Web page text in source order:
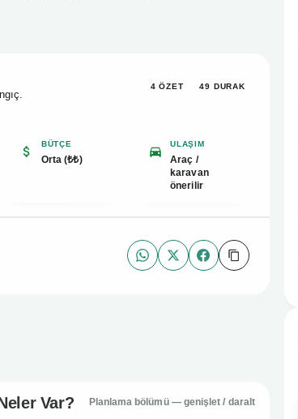
4 ÖZET 49 DURAK
BÜTÇE
Orta (₺₺)
ULAŞIM
Araç /
karavan
önerilir
WhatsApp
X Facebook
Link
Neler Var?
Var? Planlama bölümü — genişlet / daralt